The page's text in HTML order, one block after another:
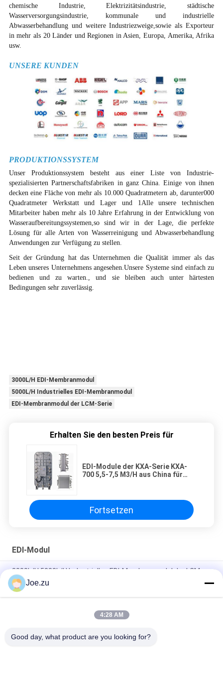
chemische Industrie, Elektrizitätsindustrie, städtische
Wasserversorgungsindustrie, kommunale und industrielle
Abwasserbehandlung und weitere Industriezweige,sowie als Exporteur
in mehr als 20 Länder und Regionen in Asien, Europa, Amerika, Afrika
usw.
UNSERE KUNDEN
PRODUKTIONSSYSTEM
Unser Produktionssystem besteht aus einer Liste von Industrie-
spezialisierten Partnerschaftsfabriken in ganz China. Einige von ihnen
decken eine Fläche von mehr als 10.000 Quadratmetern ab, darunter000
Quadratmeter Werkstatt und Lager und 1Alle unsere technischen
Mitarbeiter haben mehr als 10 Jahre Erfahrung in der Entwicklung von
Wasseraufbereitungssystemen,so sind wir in der Lage, die perfekte
Lösung für alle Arten von Wasserreinigung und Abwasserbehandlung
Anwendungen zur Verfügung zu stellen.
Seit der Gründung hat das Unternehmen die Qualität immer als das
Leben unseres Unternehmens angesehen.Unsere Systeme sind einfach zu
bedienen und zu warten., und sie bleiben auch unter härtesten
Bedingungen sehr zuverlässig.
3000L/H EDI-Membranmodul
5000L/H Industrielles EDI-Membranmodul
EDI-Membranmodul der LCM-Serie
Erhalten Sie den besten Preis für
EDI-Module der KXA-Serie KXA-
700 5,5-7,5 M3/H aus China für
Fortsetzen
EDI-Modul
3000L/H 5000L/H Industrielles EDI-Membranmodul der LCM-
Serie
Ionpure CEDI LX-Z IP-LXM45Z-5 Für Elektronik-, Lebensmittel-
Joe.zu
4:28 AM
Good day, what product are you looking for?